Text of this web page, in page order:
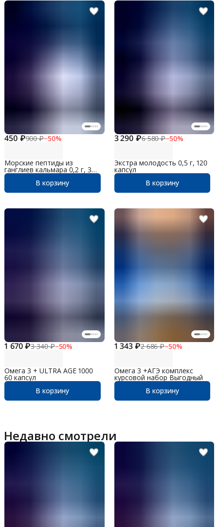
450 ₽900 ₽−50%
Морские пептиды из
ганглиев кальмара 0,2 г, 30
таблеток
В корзину
3 290 ₽6 580 ₽−50%
Экстра молодость 0,5 г, 120
капсул
В корзину
1 670 ₽3 340 ₽−50%
Омега 3 + ULTRA AGE 1000
60 капсул
В корзину
1 343 ₽2 686 ₽−50%
Омега 3 +АГЭ комплекс
курсовой набор Выгодный
В корзину
Недавно смотрели